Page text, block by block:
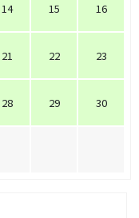
14 15 16
21 22 23
28 29 30